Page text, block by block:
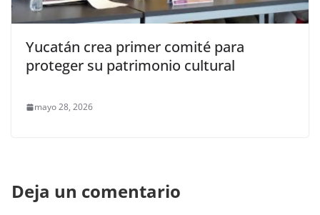
Yucatán crea primer comité para
proteger su patrimonio cultural
mayo 28, 2026
Deja un comentario